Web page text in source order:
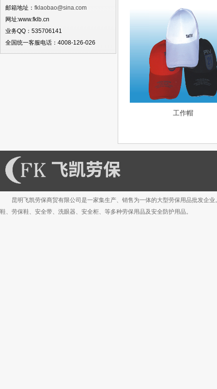
邮箱地址： fklaobao@sina.com
网址:www.fklb.cn
业务QQ：535706141
全国统一客服电话：4008-126-026
工作帽
昆明飞凯劳保商贸有限公司是一家集生产、销售为一体的大型劳保用品批发企
鞋、劳保鞋、安全带、洗眼器、安全柜、等多种劳保用品及安全防护用品。